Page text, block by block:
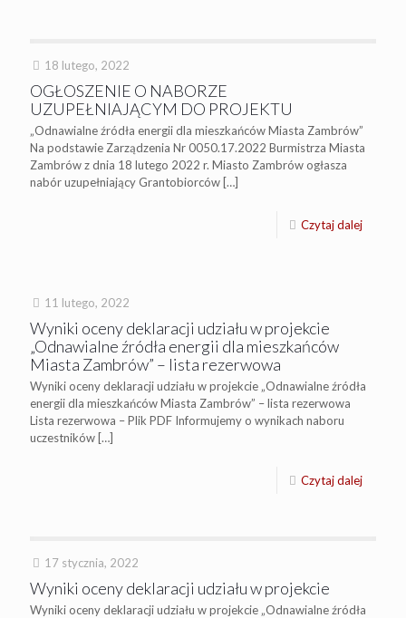
18 lutego, 2022
OGŁOSZENIE O NABORZE
UZUPEŁNIAJĄCYM DO PROJEKTU
„Odnawialne źródła energii dla mieszkańców Miasta Zambrów”
Na podstawie Zarządzenia Nr 0050.17.2022 Burmistrza Miasta
Zambrów z dnia 18 lutego 2022 r. Miasto Zambrów ogłasza
nabór uzupełniający Grantobiorców […]
Czytaj dalej
11 lutego, 2022
Wyniki oceny deklaracji udziału w projekcie
„Odnawialne źródła energii dla mieszkańców
Miasta Zambrów” – lista rezerwowa
Wyniki oceny deklaracji udziału w projekcie „Odnawialne źródła
energii dla mieszkańców Miasta Zambrów” – lista rezerwowa
Lista rezerwowa – Plik PDF Informujemy o wynikach naboru
uczestników […]
Czytaj dalej
17 stycznia, 2022
Wyniki oceny deklaracji udziału w projekcie
Wyniki oceny deklaracji udziału w projekcie „Odnawialne źródła